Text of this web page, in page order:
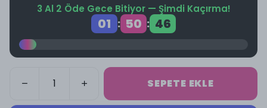
3 Al 2 Öde Gece Bitiyor — Şimdi Kaçırma!
01 : 50 : 45
SEPETE EKLE